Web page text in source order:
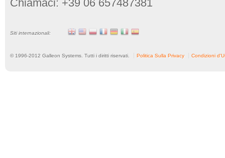
Chiamaci: +39 06 657487381
Siti internazionali:
© 1996-2012 Galleon Systems. Tutti i diritti riservati. Politica Sulla Privacy Condizioni